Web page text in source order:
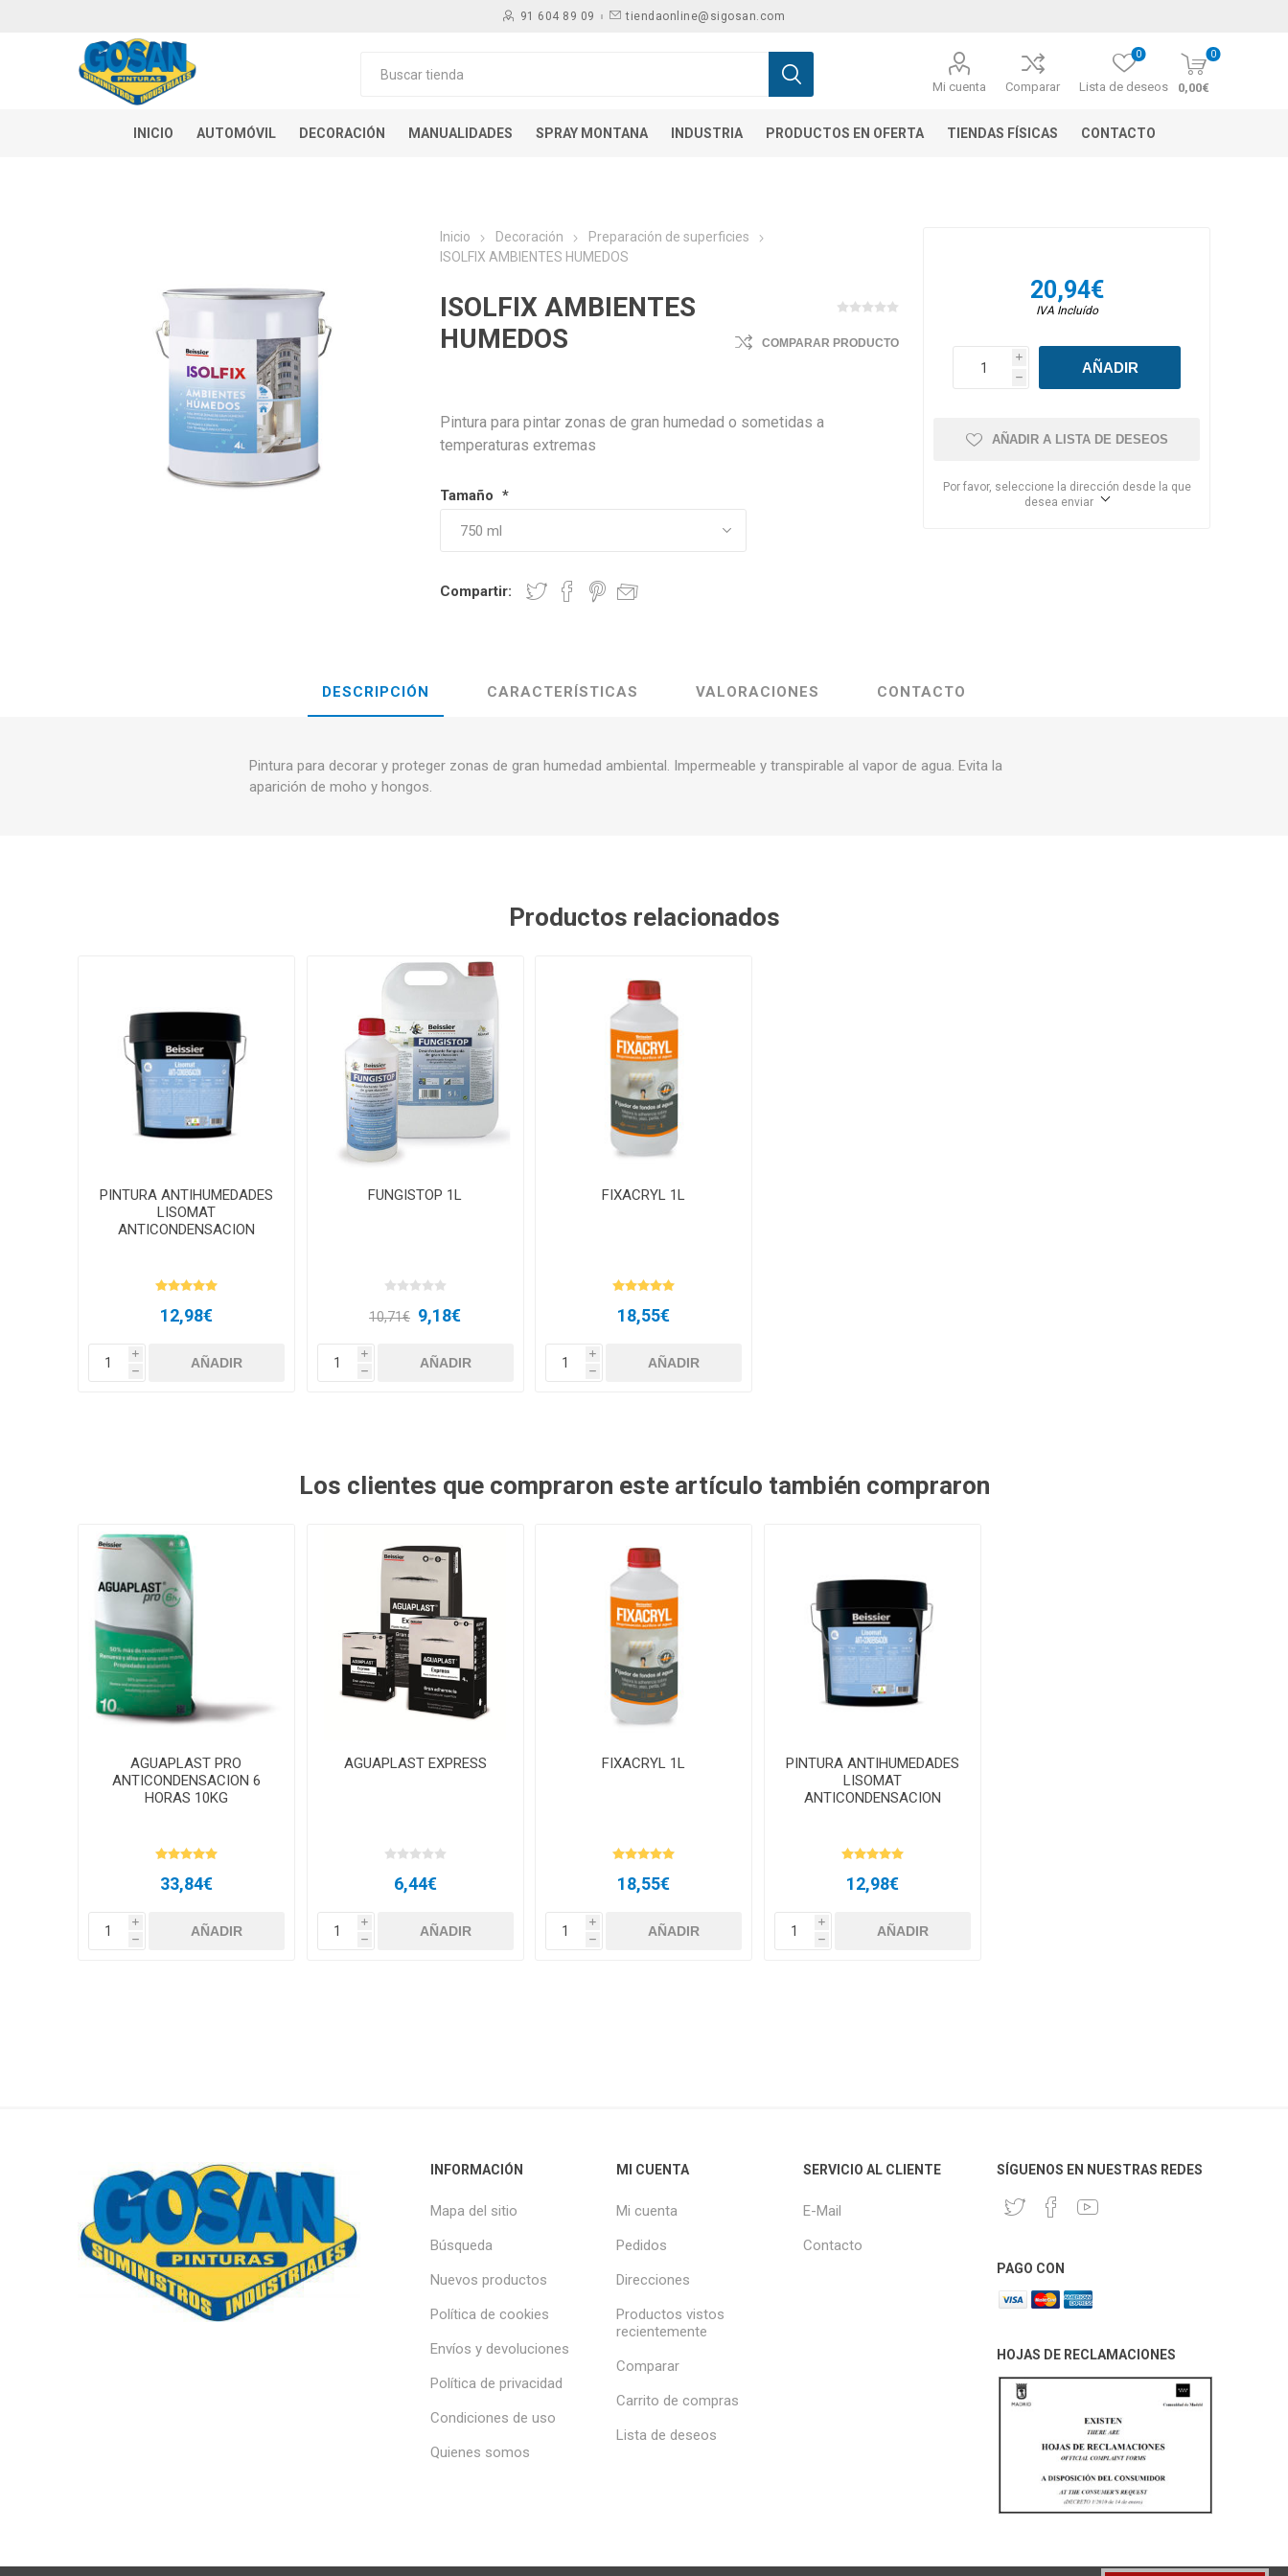
91 604 89 09 tiendaonline@sigosan.com
Mi cuenta Comparar Lista de deseos
0 0
0,00€
INICIO AUTOMÓVIL DECORACIÓN MANUALIDADES SPRAY MONTANA INDUSTRIA PRODUCTOS EN OFERTA TIENDAS FÍSICAS CONTACTO
Inicio Decoración
Preparación de superficies
ISOLFIX AMBIENTES HUMEDOS
ISOLFIX AMBIENTES
HUMEDOS
COMPARAR PRODUCTO
Pintura para pintar zonas de gran humedad o sometidas a
temperaturas extremas
Tamaño *
Compartir:
20,94€
IVA Incluído
i
h
AÑADIR A LISTA DE DESEOS
Por favor, seleccione la dirección desde la que
desea enviar
DESCRIPCIÓN CARACTERÍSTICAS VALORACIONES CONTACTO
Pintura para decorar y proteger zonas de gran humedad ambiental. Impermeable y transpirable al vapor de agua. Evita la
aparición de moho y hongos.
Productos relacionados
PINTURA ANTIHUMEDADES
LISOMAT
ANTICONDENSACION
12,98€
i
h
FUNGISTOP 1L
10,71€ 9,18€
i
h
FIXACRYL 1L
18,55€
i
h
Los clientes que compraron este artículo también compraron
AGUAPLAST PRO
ANTICONDENSACION 6
HORAS 10KG
33,84€
i
h
AGUAPLAST EXPRESS
6,44€
i
h
FIXACRYL 1L
18,55€
i
h
PINTURA ANTIHUMEDADES
LISOMAT
ANTICONDENSACION
12,98€
i
h
INFORMACIÓN
Mapa del sitio
Búsqueda
Nuevos productos
Política de cookies
Envíos y devoluciones
Política de privacidad
Condiciones de uso
Quienes somos
MI CUENTA
Mi cuenta
Pedidos
Direcciones
Productos vistos
recientemente
Comparar
Carrito de compras
Lista de deseos
SERVICIO AL CLIENTE
E-Mail
Contacto
SÍGUENOS EN NUESTRAS REDES
PAGO CON
HOJAS DE RECLAMACIONES